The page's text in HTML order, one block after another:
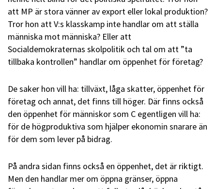
att MP är stora vänner av export eller lokal produktion?
Tror hon att V:s klasskamp inte handlar om att ställa
människa mot människa? Eller att
Socialdemokraternas skolpolitik och tal om att ”ta
tillbaka kontrollen” handlar om öppenhet för företag?
De saker hon vill ha: tillväxt, låga skatter, öppenhet för
företag och annat, det finns till höger. Där finns också
den öppenhet för människor som C egentligen vill ha:
för de högproduktiva som hjälper ekonomin snarare än
för dem som lever på bidrag.
På andra sidan finns också en öppenhet, det är riktigt.
Men den handlar mer om öppna gränser, öppna